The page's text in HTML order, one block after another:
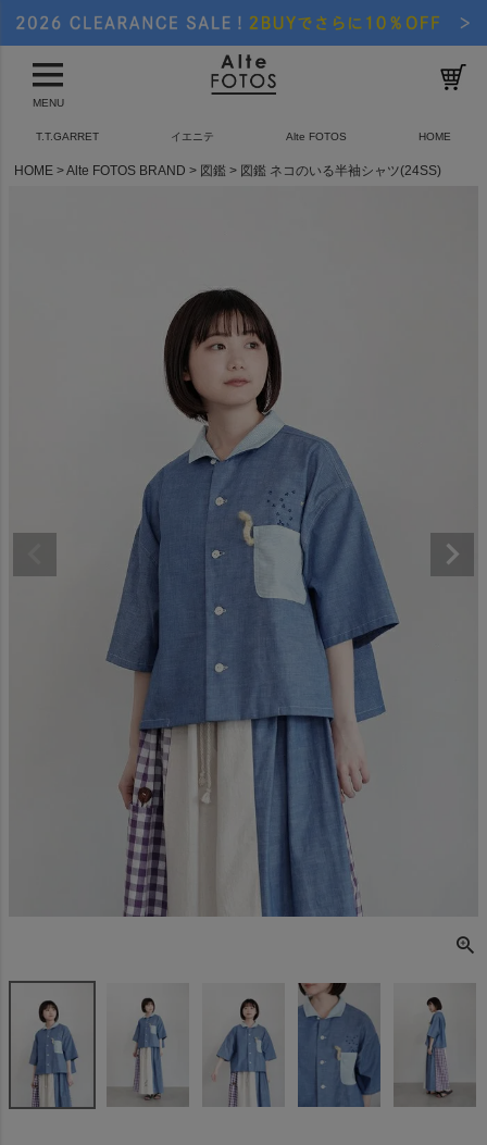
MENU
T.T.GARRET イエニテ Alte FOTOS HOME
HOME Alte FOTOS BRAND 図鑑 図鑑 ネコのいる半袖シャツ(24SS)